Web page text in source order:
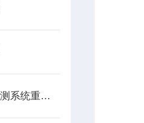
挥发性有机物在线监测系统重点模块